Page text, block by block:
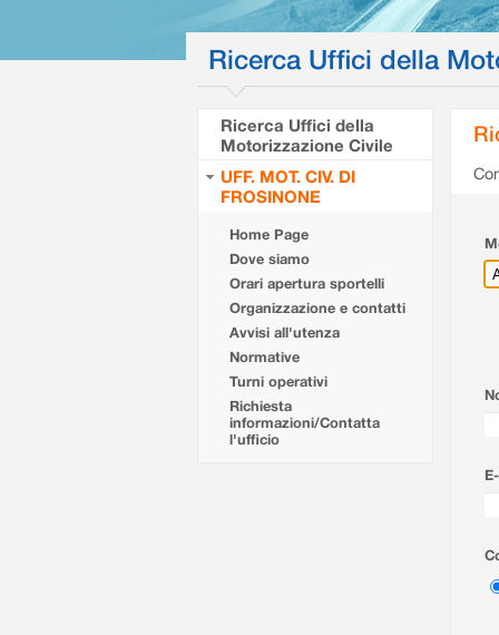
Ricerca Uffici della
Ricerca Uffici della
Motorizzazione Civile
UFF. MOT. CIV. DI
FROSINONE
Home Page
Dove siamo
Orari apertura sportelli
Organizzazione e contatti
Avvisi all'utenza
Normative
Turni operativi
Richiesta
informazioni/Contatta
l'ufficio